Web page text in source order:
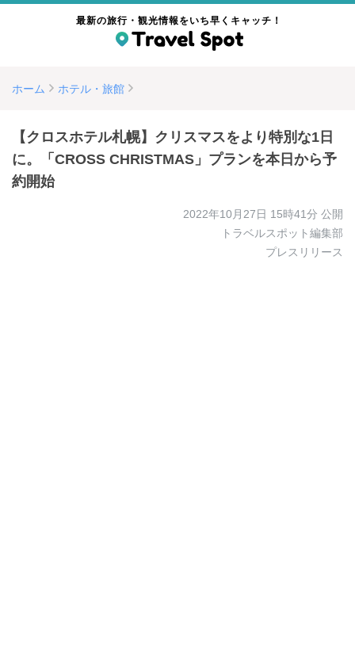
最新の旅行・観光情報をいち早くキャッチ！
ホーム ホテル・旅館
【クロスホテル札幌】クリスマスをより特別な1日
に。「CROSS CHRISTMAS」プランを本日から予
約開始
2022年10月27日 15時41分 公開
トラベルスポット編集部
プレスリリース